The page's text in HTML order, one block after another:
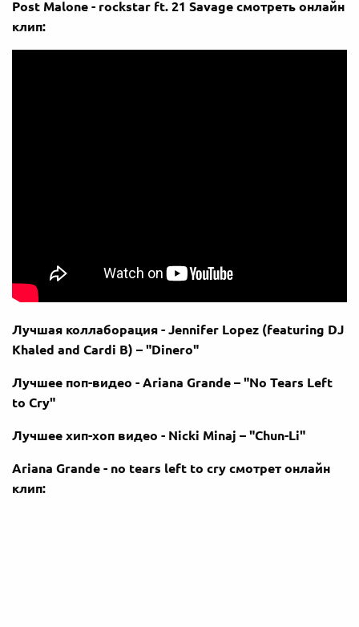
Post Malone - rockstar ft. 21 Savage смотреть онлайн
клип:
Лучшая коллаборация - Jennifer Lopez (featuring DJ
Khaled and Cardi B) – "Dinero"
Лучшее поп-видео - Ariana Grande – "No Tears Left
to Cry"
Лучшее хип-хоп видео - Nicki Minaj – "Chun-Li"
Ariana Grande - no tears left to cry смотрет онлайн
клип: